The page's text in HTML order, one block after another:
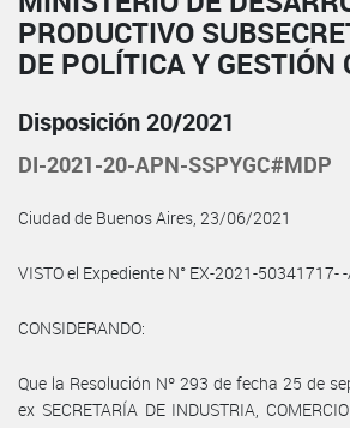
PRODUCTIVO
DE POLÍTICA Y GESTIÓN
Disposición 20/2021
DI-2021-20-APN-SSPYGC#MDP
Ciudad de Buenos Aires, 23/06/2021
VISTO el Expediente N° EX-2021-50341717-
CONSIDERANDO:
Que la Resolución Nº 293 de fecha 25 de
ex SECRETARÍA DE INDUSTRIA,